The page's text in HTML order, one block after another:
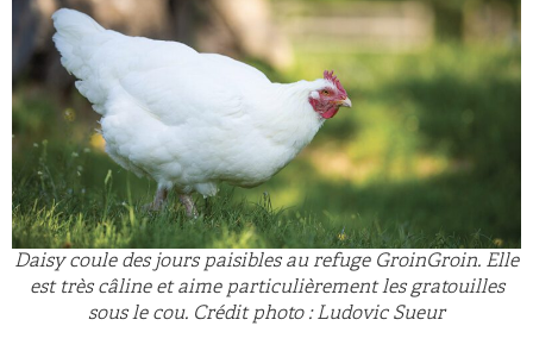
Daisy coule des jours paisibles au refuge GroinGroin. Elle
est très câline et aime particulièrement les gratouilles
sous le cou. Crédit photo : Ludovic Sueur